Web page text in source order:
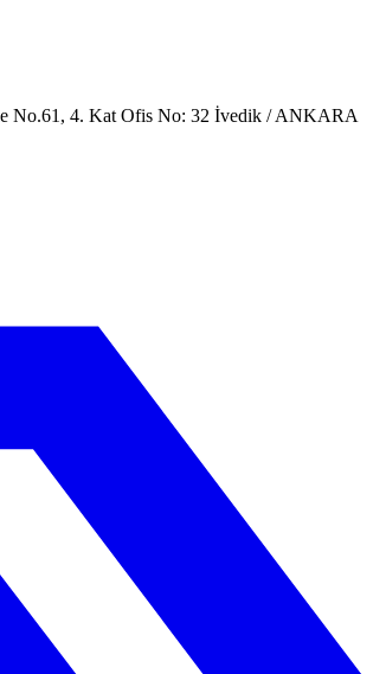
No.61, 4. Kat Ofis No: 32 İvedik / ANKARA